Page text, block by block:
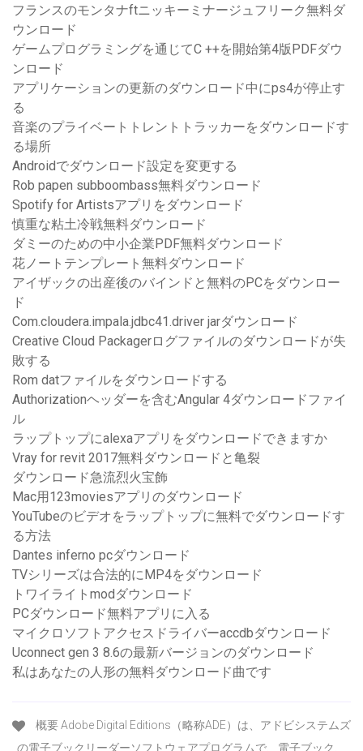
フランスのモンタナftニッキーミナージュフリーク無料ダ
ウンロード
ゲームプログラミングを通じてC ++を開始第4版PDFダウ
ンロード
アプリケーションの更新のダウンロード中にps4が停止す
る
音楽のプライベートトレントトラッカーをダウンロードす
る場所
Androidでダウンロード設定を変更する
Rob papen subboombass無料ダウンロード
Spotify for Artistsアプリをダウンロード
慎重な粘土冷戦無料ダウンロード
ダミーのための中小企業PDF無料ダウンロード
花ノートテンプレート無料ダウンロード
アイザックの出産後のバインドと無料のPCをダウンロー
ド
Com.cloudera.impala.jdbc41.driver jarダウンロード
Creative Cloud Packagerログファイルのダウンロードが失
敗する
Rom datファイルをダウンロードする
Authorizationヘッダーを含むAngular 4ダウンロードファイ
ル
ラップトップにalexaアプリをダウンロードできますか
Vray for revit 2017無料ダウンロードと亀裂
ダウンロード急流烈火宝飾
Mac用123moviesアプリのダウンロード
YouTubeのビデオをラップトップに無料でダウンロードす
る方法
Dantes inferno pcダウンロード
TVシリーズは合法的にMP4をダウンロード
トワイライトmodダウンロード
PCダウンロード無料アプリに入る
マイクロソフトアクセスドライバーaccdbダウンロード
Uconnect gen 3 8.6の最新バージョンのダウンロード
私はあなたの人形の無料ダウンロード曲です
概要 Adobe Digital Editions（略称ADE）は、アドビシステムズ
の電子ブックリーダーソフトウェアプログラムで、電子ブック、